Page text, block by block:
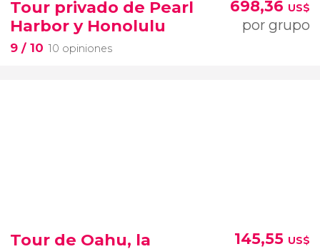
Tour privado de Pearl
Harbor y Honolulu
9 / 10 10 opiniones
698,36 US$
por grupo
Tour de Oahu, la
145,55 US$